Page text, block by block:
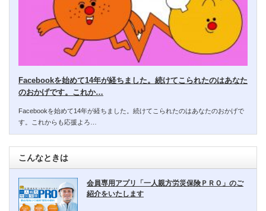
Facebookを始めて14年が経ちました。続けてこられたのはあなた
のおかげです。これか…
Facebookを始めて14年が経ちました。続けてこられたのはあなたのおかげで
す。これからも応援よろ…
こんなときは
会員専用アプリ「一人親方労災保険ＰＲＯ」のご
紹介をいたします